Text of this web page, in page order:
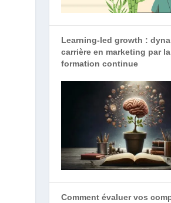
Learning-led growth :
carrière en marketing par la
formation continue
Comment évaluer vos